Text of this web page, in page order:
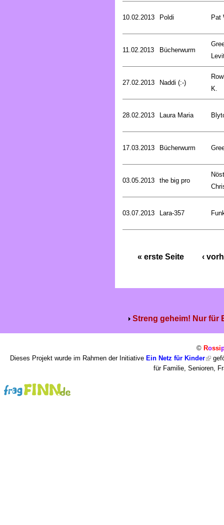
10.02.2013 Poldi Pat
11.02.2013 Bücherwurm
27.02.2013 Naddi (:-)
K.
28.02.2013 Laura Maria
17.03.2013 Bücherwurm
03.05.2013 the big pro
03.07.2013 Lara-357
« erste Seite ‹
Streng geheim! Nur für
© Rossi
Dieses Projekt wurde im Rahmen der Initiative Ein Netz für Kinder
für Familie, Senioren,